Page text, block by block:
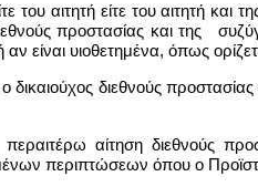
του αιτητή είτε του αιτητή
διεθνούς προστασίας και της
είναι υιοθετημένα, όπως
δικαιούχος διεθνούς
περαιτέρω αίτηση
περιπτώσεων όπου ο